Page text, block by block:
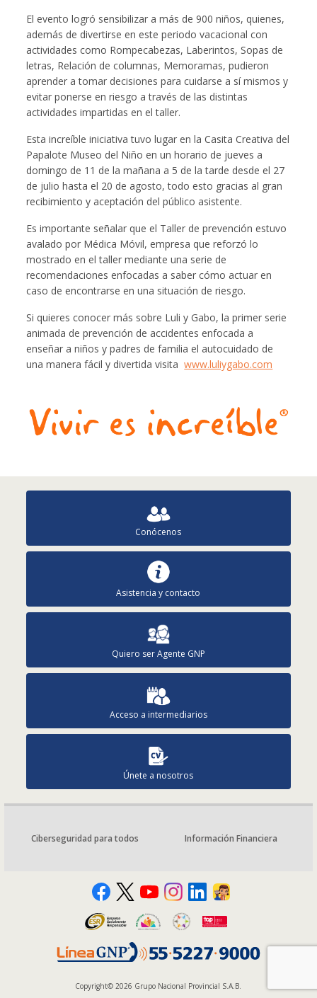
El evento logró sensibilizar a más de 900 niños, quienes,
además de divertirse en este periodo vacacional con
actividades como Rompecabezas, Laberintos, Sopas de
letras, Relación de columnas, Memoramas, pudieron
aprender a tomar decisiones para cuidarse a sí mismos y
evitar ponerse en riesgo a través de las distintas
actividades impartidas en el taller.
Esta increíble iniciativa tuvo lugar en la Casita Creativa del
Papalote Museo del Niño en un horario de jueves a
domingo de 11 de la mañana a 5 de la tarde desde el 27
de julio hasta el 20 de agosto, todo esto gracias al gran
recibimiento y aceptación del público asistente.
Es importante señalar que el Taller de prevención estuvo
avalado por Médica Móvil, empresa que reforzó lo
mostrado en el taller mediante una serie de
recomendaciones enfocadas a saber cómo actuar en
caso de encontrarse en una situación de riesgo.
Si quieres conocer más sobre Luli y Gabo, la primer serie
animada de prevención de accidentes enfocada a
enseñar a niños y padres de familia el autocuidado de
una manera fácil y divertida visitawww.luliygabo.com
Conócenos
Asistencia y contacto
Quiero ser Agente GNP
Acceso a intermediarios
Únete a nosotros
Ciberseguridad para todos Información Financiera
Copyright© 2026 Grupo Nacional Provincial S.A.B.